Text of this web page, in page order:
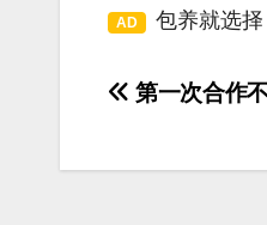
AD 包养就选择
第一次合作